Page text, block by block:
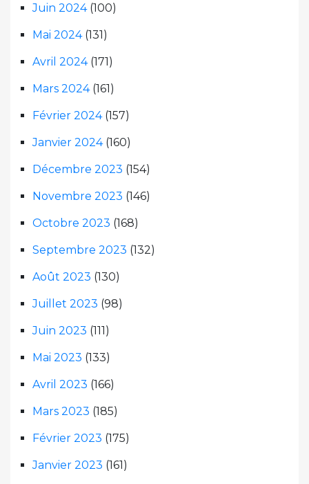
Juin 2024(100)
Mai 2024(131)
Avril 2024(171)
Mars 2024(161)
Février 2024(157)
Janvier 2024(160)
Décembre 2023 (154)
Novembre 2023 (146)
Octobre 2023 (168)
Septembre 2023 (132)
Août 2023 (130)
Juillet 2023 (98)
Juin 2023 (111)
Mai 2023 (133)
Avril 2023 (166)
Mars 2023 (185)
Février 2023 (175)
Janvier 2023 (161)